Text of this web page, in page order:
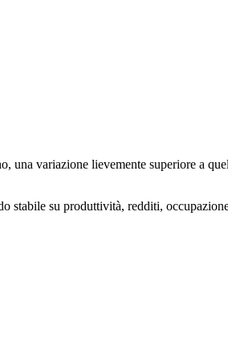
una variazione lievemente superiore a
stabile su produttività, redditi,